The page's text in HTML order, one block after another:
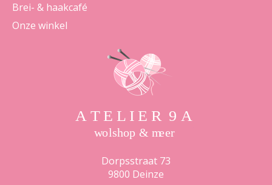
Brei- & haakcafé
Onze winkel
Dorpsstraat 73
9800 Deinze